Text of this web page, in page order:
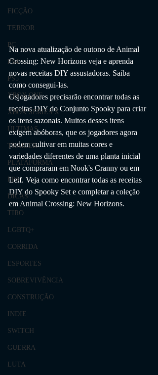
FICÇÃO
TERROR
PC
PS4
PS5
XBOX ONE
XBOX SERIES X
ÚLTIMAS
TRAILER
PLATAFORMA
FPS
DICAS
TIRO
LGBTQ+
CORRIDA
ESPORTES
SOBREVIVÊNCIA
CONSTRUÇÃO
INDIE
SWITCH
GUERRA
LUTA
Na nova atualização de outono de Animal
Crossing: New Horizons veja e aprenda
novas receitas DIY assustadoras. Saiba
como consegui-las.
Osjogadores precisarão encontrar todas as
receitas DIY do Conjunto Spooky para criar
os itens sazonais. Muitos desses itens
exigem abóboras, que os jogadores agora
podem cultivar em muitas cores e
variedades diferentes de uma planta inicial
que compraram em Nook's Cranny ou em
Leif. Veja como encontrar todas as receitas
DIY do Spooky Set e completar a coleção
em Animal Crossing: New Horizons.